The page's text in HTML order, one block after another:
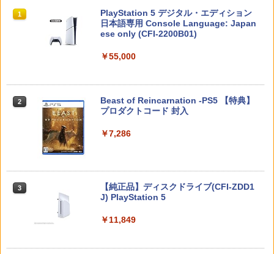
￥990
テンドースイッチ2) メタモン 任天堂ラ
イセンス商品 HORI(NSX-164)(2026071
3
ELDEN RING Tarnished Edition 【Swit
ch2】 POT-P-AAF6C
￥7,757
【中古】おいでよ どうぶつの森
【中古】アイドルマスター アニメ& G4
￥426
【中古】カセキホリダー ムゲンギア
￥531
￥7,821
スーパーの裏でヤニ吸うふたり Vol.1【B
【楽天ブックス限定全巻購入特典】春夏
￥12,100
4
1
スプラトゥーン レイダース|オンライン
コード版
2 スプラトゥーン レイダース -Switch2
3 Nintendo Switch 2(日本語・国内専用)
1
PlayStation 5 デジタル・エディション
日本語専用 Console Language: Japan
ese only (CFI-2200B01)
￥55,000
2
Beast of Reincarnation -PS5 【特典】
プロダクトコード 封入
￥7,286
3
【純正品】ディスクドライブ(CFI-ZDD1
J) PlayStation 5
￥11,849